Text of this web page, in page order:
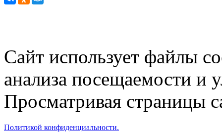
Сайт использует файлы
анализа посещаемости и
Просматривая страницы
Политикой конфиденциальности.